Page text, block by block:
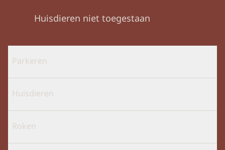
Huisdieren niet toegestaan
Parkeren
Huisdieren
Roken